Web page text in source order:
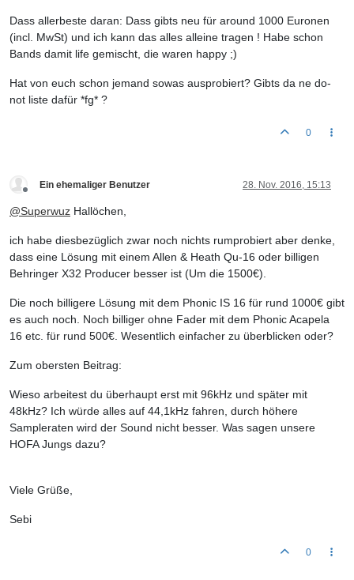
Dass allerbeste daran: Dass gibts neu für around 1000 Euronen
(incl. MwSt) und ich kann das alles alleine tragen ! Habe schon
Bands damit life gemischt, die waren happy ;)
Hat von euch schon jemand sowas ausprobiert? Gibts da ne do-
not liste dafür *fg* ?
0
Ein ehemaliger Benutzer 28. Nov. 2016, 15:13
@Superwuz Hallöchen,
ich habe diesbezüglich zwar noch nichts rumprobiert aber denke,
dass eine Lösung mit einem Allen & Heath Qu-16 oder billigen
Behringer X32 Producer besser ist (Um die 1500€).
Die noch billigere Lösung mit dem Phonic IS 16 für rund 1000€ gibt
es auch noch. Noch billiger ohne Fader mit dem Phonic Acapela
16 etc. für rund 500€. Wesentlich einfacher zu überblicken oder?
Zum obersten Beitrag:
Wieso arbeitest du überhaupt erst mit 96kHz und später mit
48kHz? Ich würde alles auf 44,1kHz fahren, durch höhere
Sampleraten wird der Sound nicht besser. Was sagen unsere
HOFA Jungs dazu?
Viele Grüße,
Sebi
0